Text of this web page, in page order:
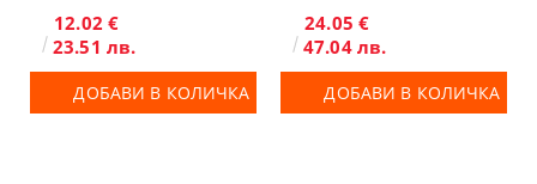
12.02 €
23.51 лв.
ДОБАВИ В КОЛИЧКА
24.05 €
47.04 лв.
ДОБАВИ В КОЛИЧКА